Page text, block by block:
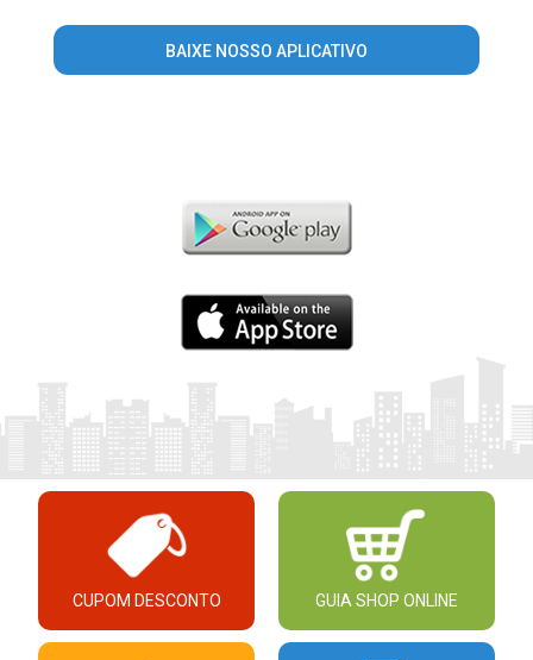
BAIXE NOSSO APLICATIVO
CUPOM DESCONTO GUIA SHOP ONLINE